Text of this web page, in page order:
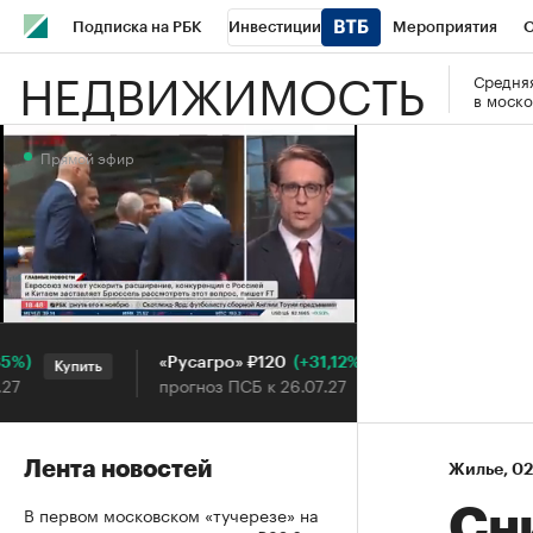
Подписка на РБК Инвестиции Мероприятия
Школа управления РБК РБК Образование РБК Курсы
РБК Бизнес-среда Дискуссионный клуб
Конференции СПб Спецпроекты
Рынок наличной валюты
НЕДВИЖИМОСТЬ
в
Жилье⁠,
Прямой эфир
Прямой эфир
Купить «Русагро» ₽120 (+31,12%)
прогноз ПСБ к 26.07.27
Лента новостей
В первом московском «тучерезе» на